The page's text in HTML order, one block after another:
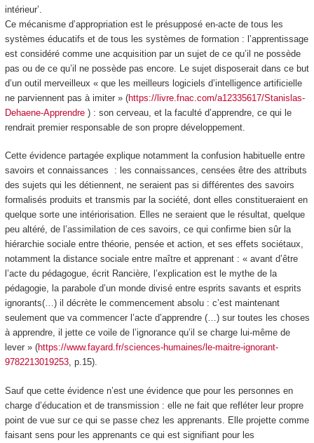
intérieur’.
Ce mécanisme d’appropriation est le présupposé en-acte de tous les
systèmes éducatifs et de tous les systèmes de formation : l’apprentissage
est considéré comme une acquisition par un sujet de ce qu’il ne possède
pas ou de ce qu’il ne possède pas encore. Le sujet disposerait dans ce but
d’un outil merveilleux « que les meilleurs logiciels d’intelligence artificielle
ne parviennent pas à imiter » (https://livre.fnac.com/a12335617/Stanislas-
Dehaene-Apprendre) : son cerveau, et la faculté d’apprendre, ce qui le
rendrait premier responsable de son propre développement.
Cette évidence partagée explique notamment la confusion habituelle entre
savoirs et connaissances
: les connaissances, censées être des attributs
des sujets qui les détiennent, ne seraient pas si différentes des savoirs
formalisés produits et transmis parla société, dont elles constitueraient en
quelque sorte une intériorisation. Elles ne seraient que le résultat, quelque
peu altéré, de l’assimilation de ces savoirs, ce qui confirme bien sûr la
hiérarchie sociale entre théorie, pensée et action, et ses effets sociétaux,
notamment la distance sociale entre maître et apprenant : « avant d’être
l’acte du pédagogue, écrit Rancière, l’explication est le mythe de la
pédagogie, la parabole d’un monde divisé entre esprits savants et esprits
ignorants(…) il décrète le commencement absolu : c’est maintenant
seulement que va commencer l’acte d’apprendre (…) sur toutes les choses
à apprendre, il jette ce voile de l’ignorance qu’il se charge lui-même de
lever » (https://www.fayard.fr/sciences-humaines/le-maitre-ignorant-
9782213019253, p.15).
Sauf que cette évidence n’est une évidence que pour les personnes en
charge d’éducation et de transmission : elle ne fait que refléter leur propre
point de vue sur ce qui se passe chez les apprenants. Elle projette comme
faisant sens pour les apprenants ce qui est signifiantpour les